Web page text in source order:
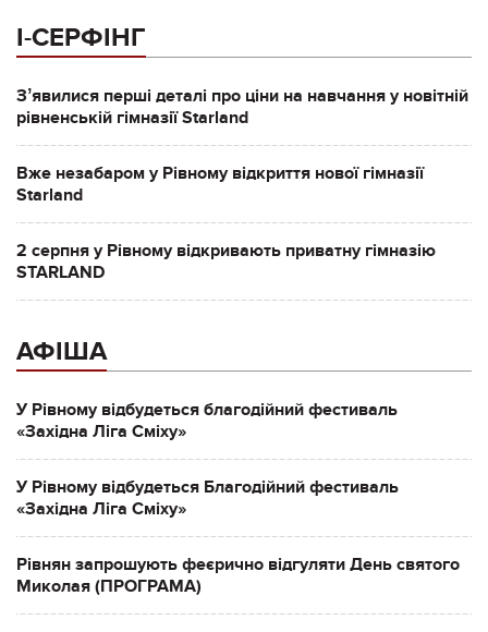
І-СЕРФІНГ
Зʼявилися перші деталі про ціни на навчання у новітній
рівненській гімназії Starland
Вже незабаром у Рівному відкриття нової гімназії
Starland
2 серпня у Рівному відкривають приватну гімназію
STARLAND
АФІША
У Рівному відбудеться благодійний фестиваль
«Західна Ліга Сміху»
У Рівному відбудеться Благодійний фестиваль
«Західна Ліга Сміху»
Рівнян запрошують феєрично відгуляти День святого
Миколая (ПРОГРАМА)